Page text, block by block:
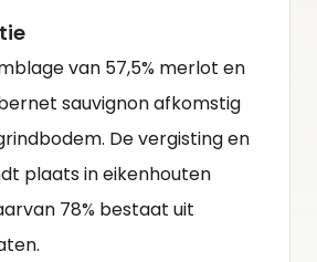
van 57,5% merlot en
sauvignon afkomstig
De vergisting en
plaats in eikenhouten
78% bestaat uit